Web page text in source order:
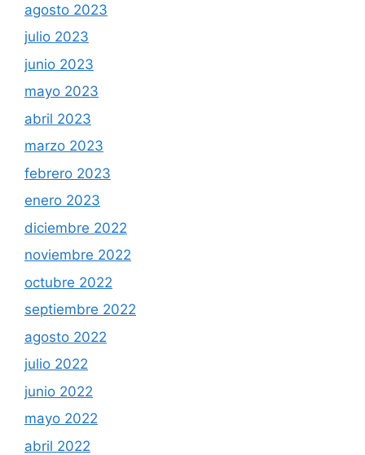
agosto 2023
julio 2023
junio 2023
mayo 2023
abril 2023
marzo 2023
febrero 2023
enero 2023
diciembre 2022
noviembre 2022
octubre 2022
septiembre 2022
agosto 2022
julio 2022
junio 2022
mayo 2022
abril 2022